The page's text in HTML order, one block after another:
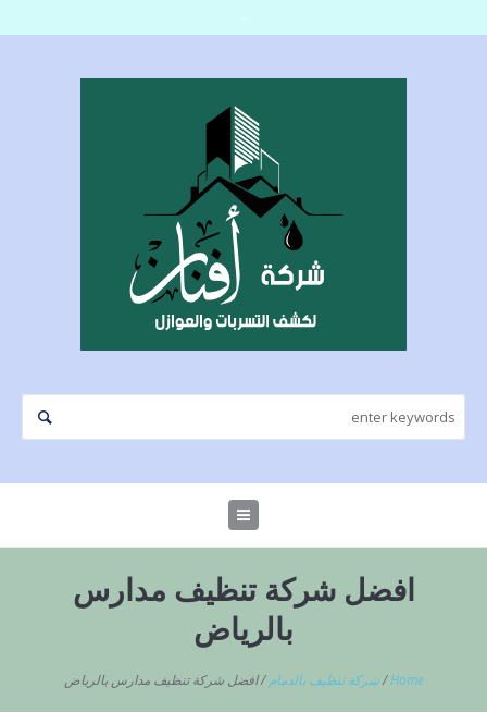
افضل شركة تنظيف مدارس
بالرياض
Home
/شركة تنظيف بالدمام /افضل شركة تنظيف مدارس بالرياض